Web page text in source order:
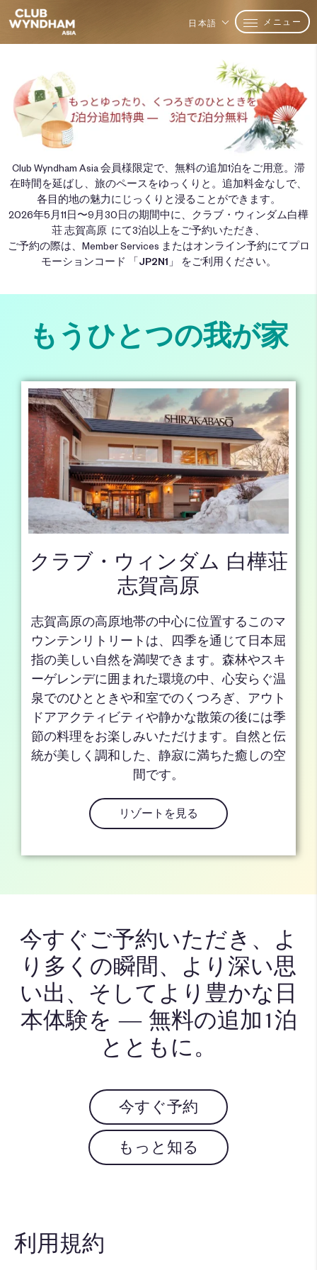
日本語 メニュー
Club Wyndham Asia 会員様限定で、無料の追加1泊をご用意。滞
在時間を延ばし、旅のペースをゆっくりと。追加料金なしで、
各目的地の魅力にじっくりと浸ることができます。
2026年5月11日〜9月30日の期間中に、クラブ・ウィンダム白樺
荘 志賀高原 にて3泊以上をご予約いただき、
ご予約の際は、Member Services またはオンライン予約にてプロ
モーションコード
「JP2N1」 をご利用ください。
もうひとつの我が家
クラブ・ウィンダム 白樺荘
志賀高原
志賀高原の高原地帯の中心に位置するこのマ
ウンテンリトリートは、四季を通じて日本屈
指の美しい自然を満喫できます。森林やスキ
ーゲレンデに囲まれた環境の中、心安らぐ温
泉でのひとときや和室でのくつろぎ、アウト
ドアアクティビティや静かな散策の後には季
節の料理をお楽しみいただけます。自然と伝
統が美しく調和した、静寂に満ちた癒しの空
間です。
リゾートを見る
今すぐご予約いただき、よ
り多くの瞬間、より深い思
い出、そしてより豊かな日
本体験を ― 無料の追加1泊
とともに。
今すぐ予約
もっと知る
利用規約